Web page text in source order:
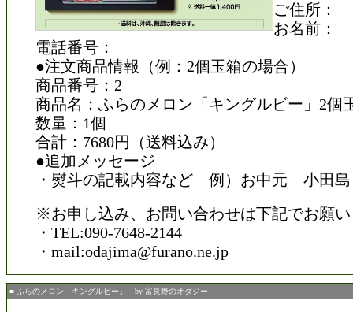
ご住所：
お名前：
電話番号：
●注文商品情報（例：2個玉箱の場合）
商品番号：2
商品名：ふらのメロン「キングルビー」2個
数量：1個
合計：7680円（送料込み）
●追加メッセージ
・熨斗の記載内容など 例）お中元 小田島
※お申し込み、お問い合わせは下記でお願
・TEL:090-7648-2144
・mail:odajima@furano.ne.jp
■ ふらのメロン「キングルビー」 by 富良野のオダジー